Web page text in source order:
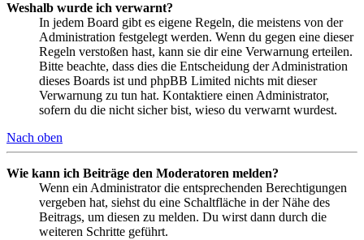
Weshalb wurde ich verwarnt?
In jedem Board gibt es eigene Regeln, die meistens von der
Administration festgelegt werden. Wenn du gegen eine dieser
Regeln verstoßen hast, kann sie dir eine Verwarnung erteilen.
Bitte beachte, dass dies die Entscheidung der Administration
dieses Boards ist und phpBB Limited nichts mit dieser
Verwarnung zu tun hat. Kontaktiere einen Administrator,
sofern du die nicht sicher bist, wieso du verwarnt wurdest.
Nach oben
Wie kann ich Beiträge den Moderatoren melden?
Wenn ein Administrator die entsprechenden Berechtigungen
vergeben hat, siehst du eine Schaltfläche in der Nähe des
Beitrags, um diesen zu melden. Du wirst dann durch die
weiteren Schritte geführt.